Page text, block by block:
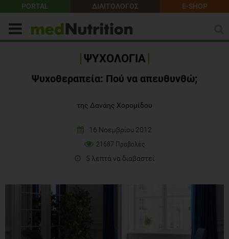
PORTAL ΔΙΑΙΤΟΛΟΓΟΣ E-SHOP
ΨΥΧΟΛΟΓΙΑ
Ψυχοθεραπεία: Πού να απευθυνθώ;
της Δανάης Χορομίδου
16 Νοεμβρίου 2012
21687 Προβολές
5 λεπτά να διαβαστεί